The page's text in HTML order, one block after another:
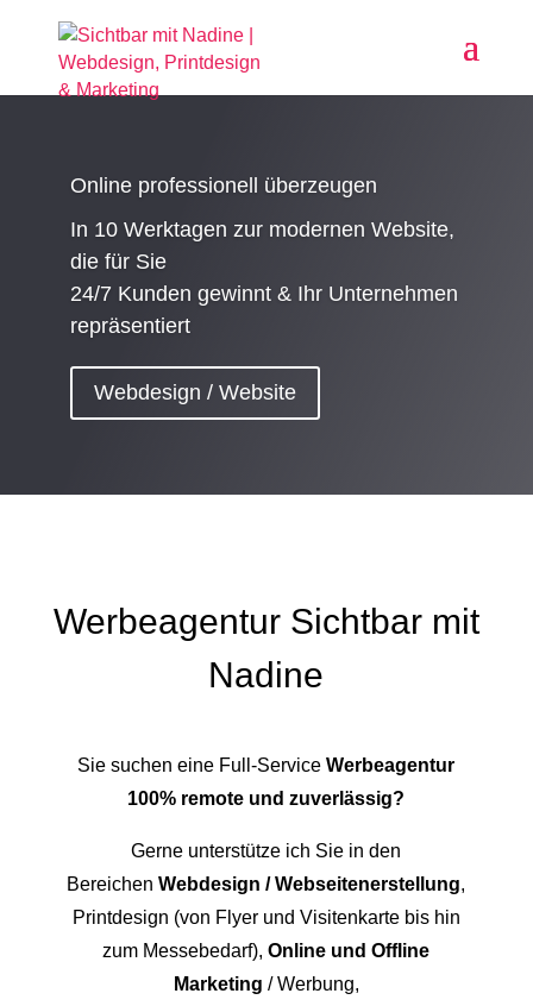
Online professionell überzeugen
In 10 Werktagen zur modernen Website,
die für Sie
24/7 Kunden gewinnt & Ihr Unternehmen
repräsentiert
Webdesign / Website
Werbeagentur Sichtbar mit
Nadine
Sie suchen eine Full-Service Werbeagentur
100% remote und zuverlässig?
Gerne unterstütze ich Sie in den
Bereichen Webdesign / Webseitenerstellung,
Printdesign (von Flyer und Visitenkarte bis hin
zum Messebedarf), Online und Offline
Marketing / Werbung,